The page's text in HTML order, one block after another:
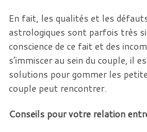
En fait, les qualités et les
astrologiques sont parfois très
conscience de ce fait et des
s’immiscer au sein du couple, il
solutions pour gommer les
couple peut rencontrer.
Conseils pour votre relation